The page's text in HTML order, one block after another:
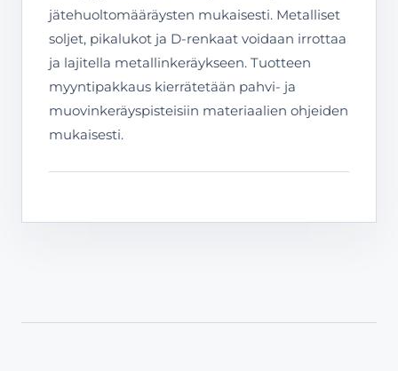
jätehuoltomääräysten mukaisesti. Metalliset
soljet, pikalukot ja D-renkaat voidaan irrottaa
ja lajitella metallinkeräykseen. Tuotteen
myyntipakkaus kierrätetään pahvi- ja
muovinkeräyspisteisiin materiaalien ohjeiden
mukaisesti.